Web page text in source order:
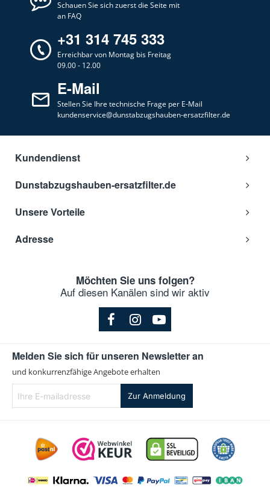
Schauen Sie sich zuerst die Seite mit
an FAQ
+31 314 745 333
Erreichbar von Montag bis Freitag
09.00 - 12.00
E-Mail
Stellen Sie Ihre technische Frage per E-Mail
kundenservice@dunstabzugshauben-ersatzfilter.de
Kundendienst
Dunstabzugshauben-ersatzfilter.de
Unsere Vorteile
Adresse
Möchten Sie uns folgen?
Auf diesen Kanälen sind wir aktiv
Melden Sie sich für unseren Newsletter an
und konkurrenzfähige Angebote erhalten
E-
mailadresse
Zur Anmeldung